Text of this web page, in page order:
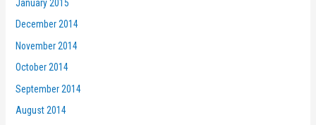
January 2015
December 2014
November 2014
October 2014
September 2014
August 2014